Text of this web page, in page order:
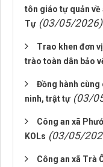
tôn giáo tự quản về
Tự (03/05/2026)
Trao khen đơn
trào toàn dân bảo
Đồng hành cùng
ninh, trật tự (03/
Công an xã
KOLs (03/05/
Công an xã Trà